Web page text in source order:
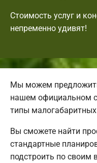
Стоимость услуг и
непременно удивят!
Мы можем
нашем официальном
типы
Вы сможете найти
стандартные
подстроить по своим